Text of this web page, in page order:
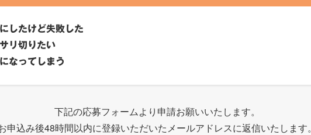
したけど失敗した
リ切りたい
なってしまう
下記の応募フォームより申請お願いいたします。
申込み後48時間以内に登録いただいたメールアドレスに返信いたします。